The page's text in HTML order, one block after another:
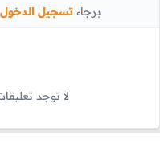
برجاءتسجيل الدخول
لا توجد